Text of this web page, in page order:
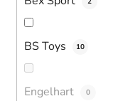
BS Toys 10
Engelhart 0